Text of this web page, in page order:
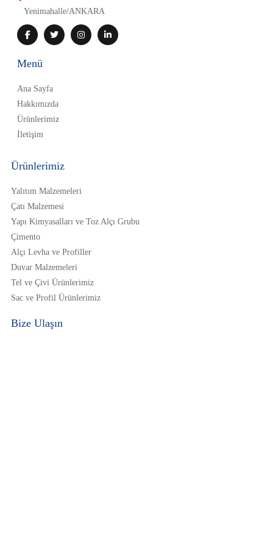
Yenimahalle/ANKARA
Menü
Ana Sayfa
Hakkımızda
Ürünlerimiz
İletişim
Ürünlerimiz
Yalıtım Malzemeleri
Çatı Malzemesi
Yapı Kimyasalları ve Toz Alçı Grubu
Çimento
Alçı Levha ve Profiller
Duvar Malzemeleri
Tel ve Çivi Ürünlerimiz
Sac ve Profil Ürünlerimiz
Bize Ulaşın